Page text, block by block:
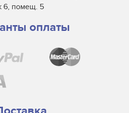
6, помещ. 5
оплаты